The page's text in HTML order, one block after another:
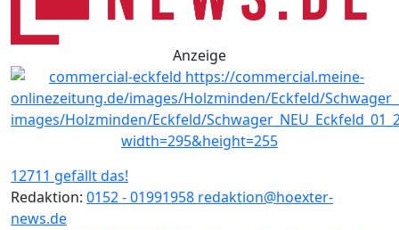
Anzeige
12711 gefällt das!
Redaktion: 0152 - 01991958 redaktion@hoexter-
news.de